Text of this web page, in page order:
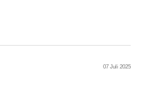
07 Juli 2025